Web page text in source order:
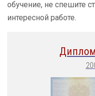
обучение, не спешите
интересной работе.